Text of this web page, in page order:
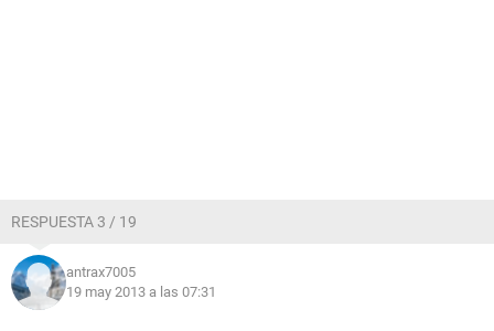
RESPUESTA 3 / 19
antrax7005
19 may 2013 a las 07:31